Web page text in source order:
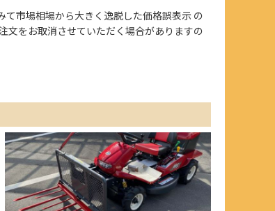
市場相場から大きく逸脱した価格誤表示 の
文をお取消させていただく場合がありますの